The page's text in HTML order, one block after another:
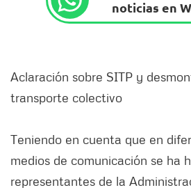
noticias en
Aclaración sobre SITP y
transporte colectivo
Teniendo en cuenta que en
medios de comunicación se ha
representantes de la